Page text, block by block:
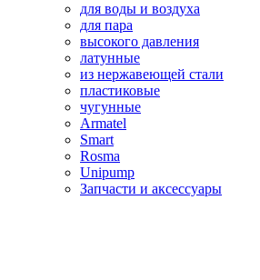
для воды и воздуха
для пара
высокого давления
латунные
из нержавеющей стали
пластиковые
чугунные
Armatel
Smart
Rosma
Unipump
Запчасти и аксессуары